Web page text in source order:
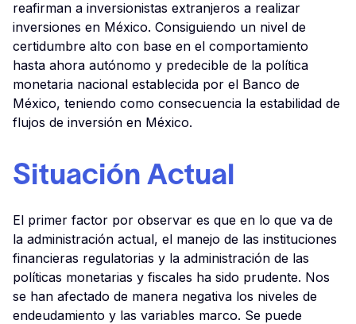
reafirman a inversionistas extranjeros a realizar
inversiones en México. Consiguiendo un nivel de
certidumbre alto con base en el comportamiento
hasta ahora autónomo y predecible de la política
monetaria nacional establecida por el Banco de
México, teniendo como consecuencia la estabilidad de
flujos de inversión en México.
Situación Actual
El primer factor por observar es que en lo que va de
la administración actual, el manejo de las instituciones
financieras regulatorias y la administración de las
políticas monetarias y fiscales ha sido prudente. Nos
se han afectado de manera negativa los niveles de
endeudamiento y las variables marco. Se puede